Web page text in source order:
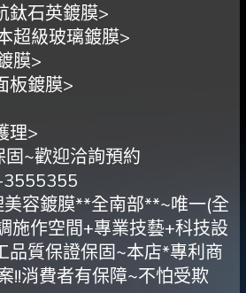
鈦石英鍍膜>
超級玻璃鍍膜>
膜>
板鍍膜>
理>
~歡迎洽詢預約
容鍍膜**全南部**~唯一(全
施作空間+專業技藝+科技設
品質保證保固~本店*專利商
!!消費者有保障~不怕受欺